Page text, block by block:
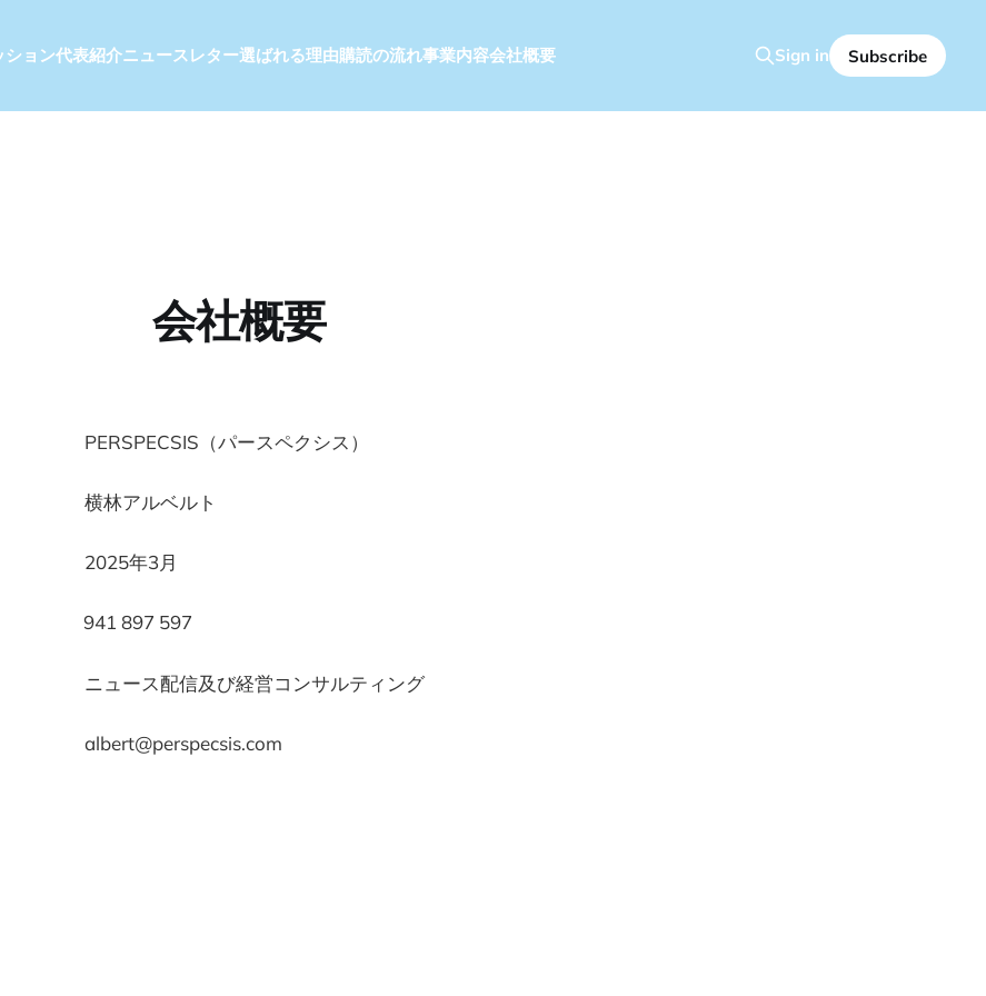
ション代表紹介ニュースレター選ばれる理由購読の流れ事業内容会社概要 Sign in Subscribe
会社概要
（パースペクシス）
林アルベルト
年3月
897 597
ス配信及び経営コンサルティング